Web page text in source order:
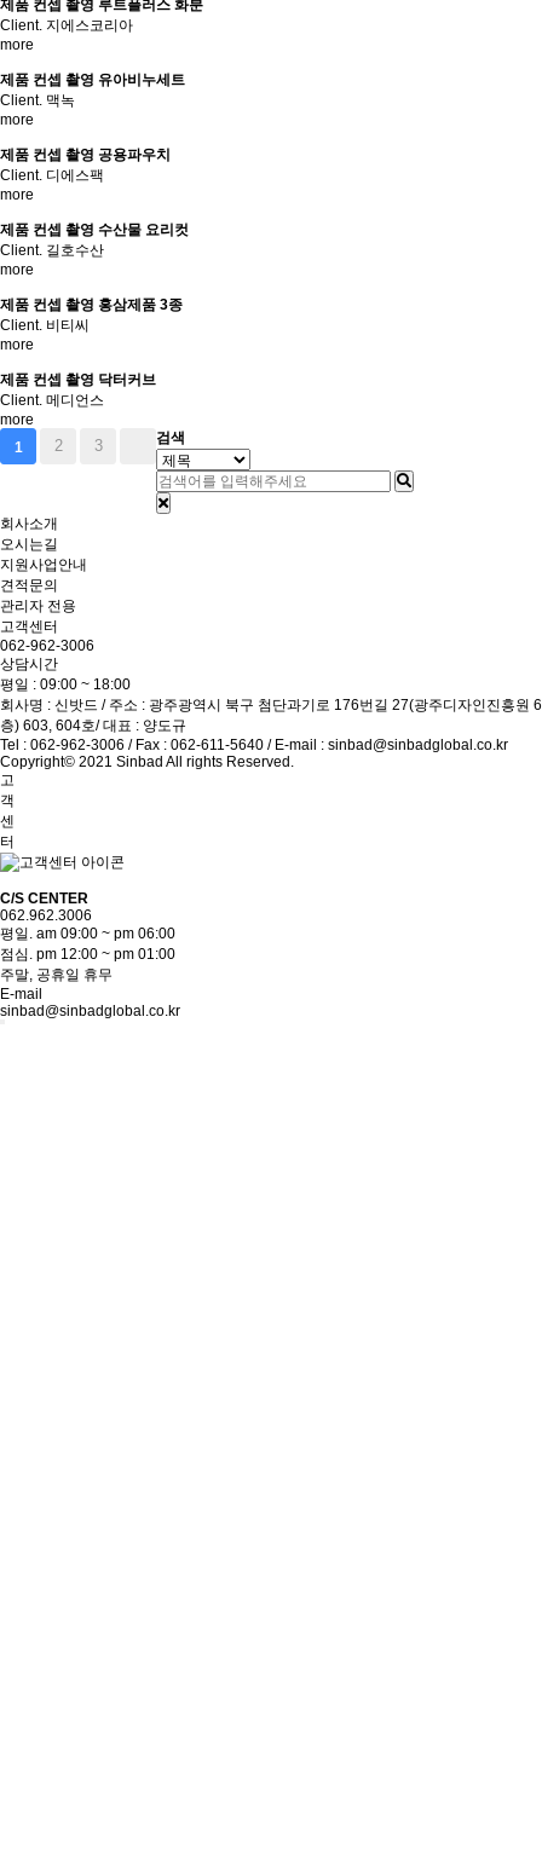
제품 컨셉 촬영 루트플러스 화분
Client. 지에스코리아
more
제품 컨셉 촬영 유아비누세트
Client. 맥녹
more
제품 컨셉 촬영 공용파우치
Client. 디에스팩
more
제품 컨셉 촬영 수산물 요리컷
Client. 길호수산
more
제품 컨셉 촬영 홍삼제품 3종
Client. 비티씨
more
제품 컨셉 촬영 닥터커브
Client. 메디언스
more
1
2 3 검색
회사소개
오시는길
지원사업안내
견적문의
관리자 전용
고객센터
062-962-3006
상담시간
평일 : 09:00 ~ 18:00
회사명 : 신밧드 / 주소 : 광주광역시 북구 첨단과기로 176번길 27(광주디자인진흥원 6
층) 603, 604호/ 대표 : 양도규
Tel : 062-962-3006 / Fax : 062-611-5640 / E-mail : sinbad@sinbadglobal.co.kr
Copyright© 2021 Sinbad All rights Reserved.
고
객
센
터
C/S CENTER
062.962.3006
평일. am 09:00 ~ pm 06:00
점심. pm 12:00 ~ pm 01:00
주말, 공휴일 휴무
E-mail
sinbad@sinbadglobal.co.kr